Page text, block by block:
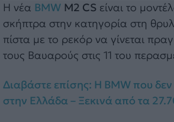
Η νέα BMW M2 CS είναι το
σκήπτρα στην κατηγορία στη
πίστα με το ρεκόρ να γίνεται
τους Βαυαρούς στις 11 του
Διαβάστε επίσης: H BMW που δεν
στην Ελλάδα – Ξεκινά από τα